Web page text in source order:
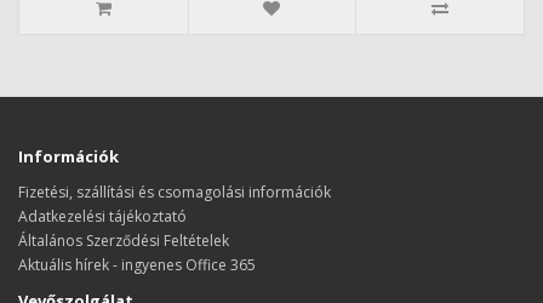
Információk
Fizetési, szállítási és csomagolási információk
Adatkezelési tájékoztató
Általános Szerződési Feltételek
Aktuális hírek - ingyenes Office 365